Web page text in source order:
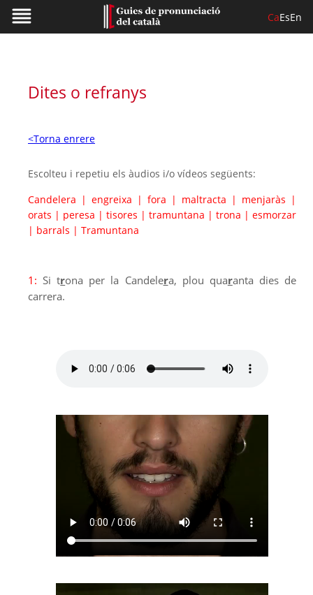
CaEsEn
Dites o refranys
<Torna enrere
Escolteu i repetiu els àudios i/o vídeos següents:
Candelera | engreixa | fora | maltracta | menjaràs |
orats | peresa | tisores | tramuntana | trona | esmorzar
| barrals | Tramuntana
1: Si trona per la Candelera, plou quaranta dies de
carrera.